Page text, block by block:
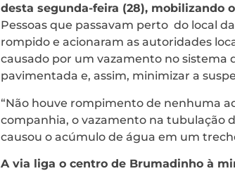
desta segunda-feira (28), mobilizando
Pessoas que passavam perto do local
rompido e acionaram as autoridades
causado por um vazamento no sistema
pavimentada e, assim, minimizar a
“Não houve rompimento de nenhuma
companhia, o vazamento na tubulação
causou o acúmulo de água em um
A via liga o centro de Brumadinho à